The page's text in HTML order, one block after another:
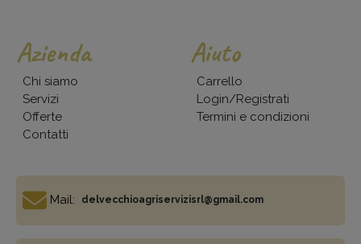
Azienda
Chi siamo
Servizi
Offerte
Contatti
Aiuto
Carrello
Login/Registrati
Termini e condizioni
Mail: delvecchioagriservizisrl@gmail.com